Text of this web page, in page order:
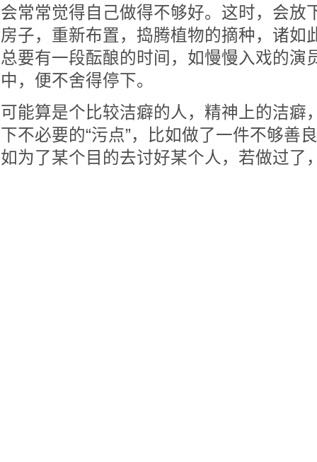
会常常觉得自己做得不够好。这时，会放
房子，重新布置，捣腾植物的摘种，诸如
总要有一段酝酿的时间，如慢慢入戏的演
中，便不舍得停下。
可能算是个比较洁癖的人，精神上的洁癖
下不必要的“污点”，比如做了一件不够善
如为了某个目的去讨好某个人，若做过了